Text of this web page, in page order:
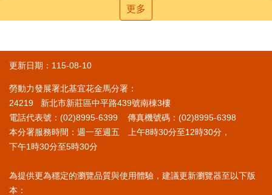
更多
更新日期：115-08-10
勞動力發展署北基宜花金馬分署：
24219 新北市新莊區中平路439號南棟3樓
電話代表號：(02)8995-6399 傳真機號碼：(02)8995-6398
本分署服務時間：週一至週五 上午8時30分至12時30分，
下午1時30分至5時30分
為提供更為穩定的瀏覽品質與使用體驗，建議更新瀏覽器至以下版
本：